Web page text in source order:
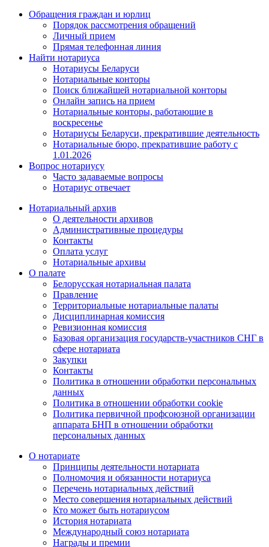
Обращения граждан и юрлиц
Порядок рассмотрения обращений
Личный прием
Прямая телефонная линия
Найти нотариуса
Нотариусы Беларуси
Нотариальные конторы
Поиск ближайшей нотариальной конторы
Онлайн запись на прием
Нотариальные конторы, работающие в
воскресенье
Нотариусы Беларуси, прекратившие деятельность
Нотариальные бюро, прекратившие работу с
1.01.2026
Вопрос нотариусу
Часто задаваемые вопросы
Нотариус отвечает
Нотариальный архив
О деятельности архивов
Административные процедуры
Контакты
Оплата услуг
Нотариальные архивы
О палате
Белорусская нотариальная палата
Правление
Территориальные нотариальные палаты
Дисциплинарная комиссия
Ревизионная комиссия
Базовая организация государств-участников СНГ в
сфере нотариата
Закупки
Контакты
Политика в отношении обработки персональных
данных
Политика в отношении обработки cookie
Политика первичной профсоюзной организации
аппарата БНП в отношении обработки
персональных данных
О нотариате
Принципы деятельности нотариата
Полномочия и обязанности нотариуса
Перечень нотариальных действий
Место совершения нотариальных действий
Кто может быть нотариусом
История нотариата
Международный союз нотариата
Награды и премии